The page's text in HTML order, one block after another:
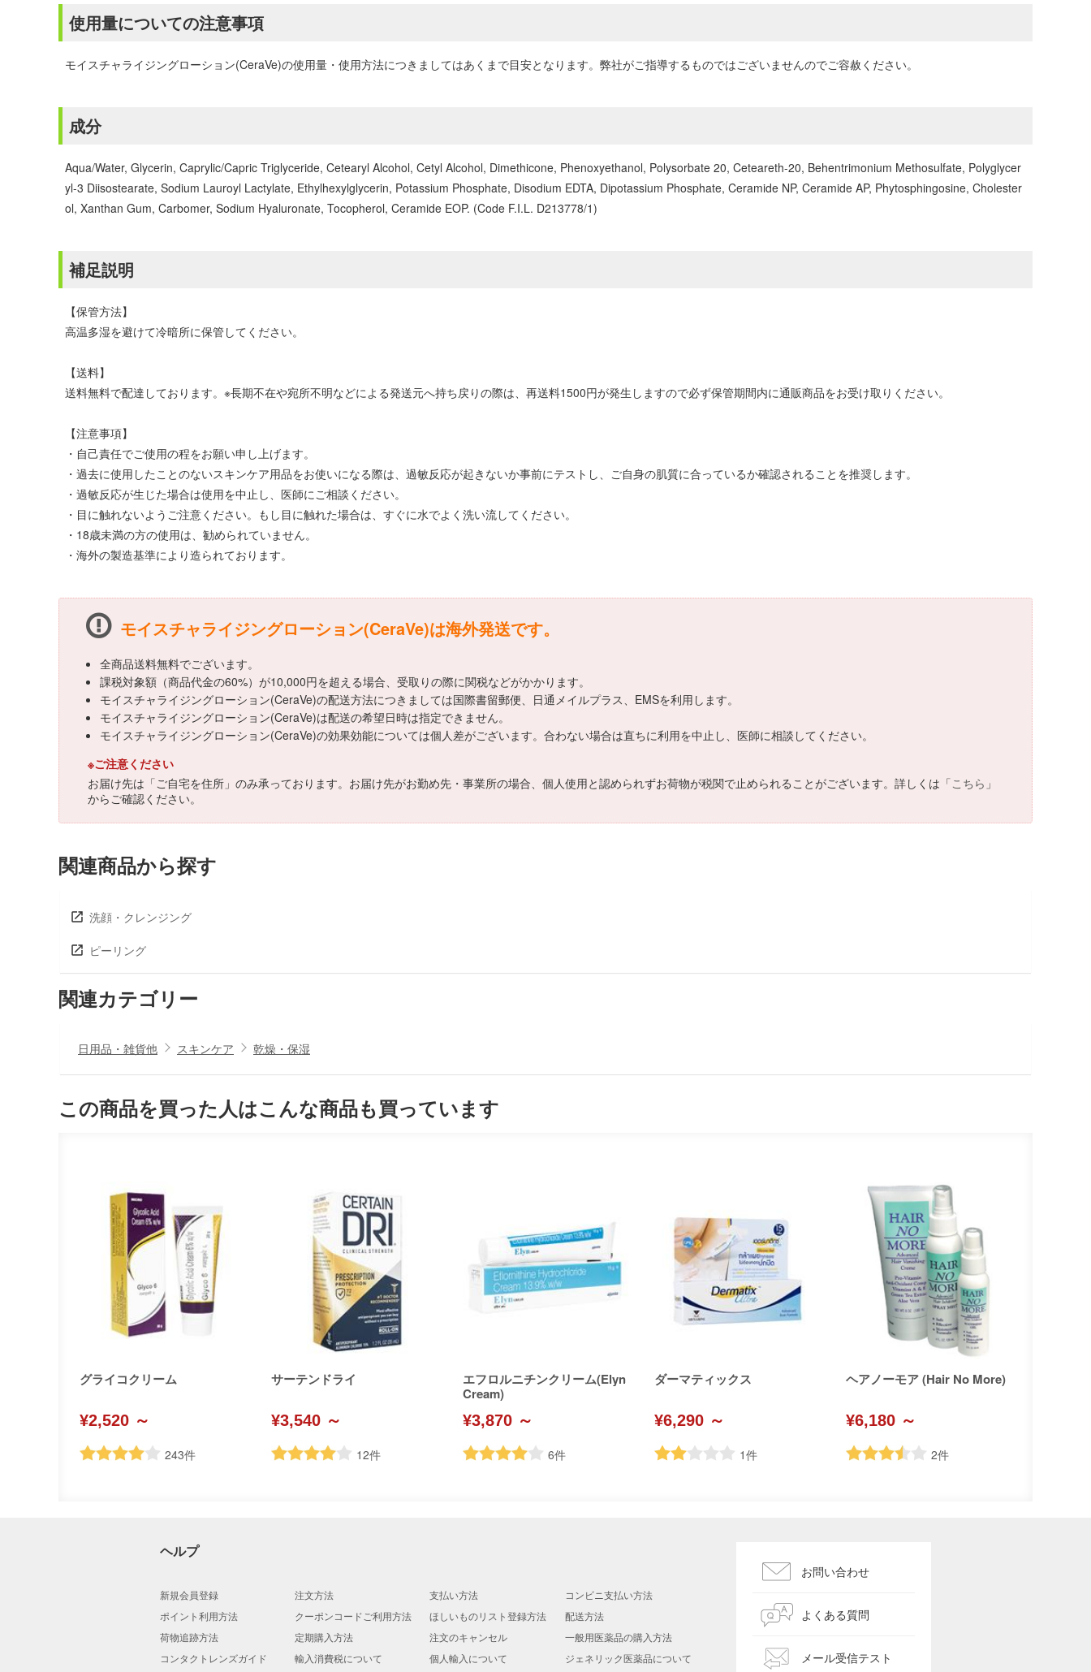
使用量についての注意事項
モイスチャライジングローション(CeraVe)の使用量・使用方法につきましてはあくまで目安となります。弊社がご指導するものではございませんのでご容赦ください。
成分
Aqua/Water, Glycerin, Caprylic/Capric Triglyceride, Cetearyl Alcohol, Cetyl Alcohol, Dimethicone, Phenoxyethanol, Polysorbate 20, Ceteareth-20, Behentrimonium Methosulfate, Polyglycer
yl-3 Diisostearate, Sodium Lauroyl Lactylate, Ethylhexylglycerin, Potassium Phosphate, Disodium EDTA, Dipotassium Phosphate, Ceramide NP, Ceramide AP, Phytosphingosine, Cholester
ol, Xanthan Gum, Carbomer, Sodium Hyaluronate, Tocopherol, Ceramide EOP. (Code F.I.L. D213778/1)
補足説明
【保管方法】
高温多湿を避けて冷暗所に保管してください。
【送料】
送料無料で配達しております。※長期不在や宛所不明などによる発送元へ持ち戻りの際は、再送料1500円が発生しますので必ず保管期間内に通販商品をお受け取りください。
【注意事項】
・自己責任でご使用の程をお願い申し上げます。
・過去に使用したことのないスキンケア用品をお使いになる際は、過敏反応が起きないか事前にテストし、ご自身の肌質に合っているか確認されることを推奨します。
・過敏反応が生じた場合は使用を中止し、医師にご相談ください。
・目に触れないようご注意ください。もし目に触れた場合は、すぐに水でよく洗い流してください。
・18歳未満の方の使用は、勧められていません。
・海外の製造基準により造られております。
モイスチャライジングローション(CeraVe)は海外発送です。
全商品送料無料でございます。
課税対象額（商品代金の60%）が10,000円を超える場合、受取りの際に関税などがかかります。
モイスチャライジングローション(CeraVe)の配送方法につきましては国際書留郵便、日通メイルプラス、EMSを利用します。
モイスチャライジングローション(CeraVe)は配送の希望日時は指定できません。
モイスチャライジングローション(CeraVe)の効果効能については個人差がございます。合わない場合は直ちに利用を中止し、医師に相談してください。
※ご注意ください
お届け先は「ご自宅を住所」のみ承っております。お届け先がお勤め先・事業所の場合、個人使用と認められずお荷物が税関で止められることがございます。詳しくは「こちら 」
からご確認ください。
関連商品から探す
洗顔・クレンジング
ピーリング
関連カテゴリー
日用品・雑貨他 スキンケア 乾燥・保湿
この商品を買った人はこんな商品も買っています
グライコクリーム
¥2,520 ～
243件
サーテンドライ
¥3,540 ～
12件
エフロルニチンクリーム(Elyn
Cream)
¥3,870 ～
6件
ダーマティックス
¥6,290 ～
1件
ヘアノーモア (Hair No More)
¥6,180 ～
2件
ヘルプ
新規会員登録 注文方法 支払い方法
コンビニ支払い方法
ポイント利用方法
クーポンコードご利用方法 ほしいものリスト登録方法
配送方法
荷物追跡方法
定期購入方法 注文のキャンセル
一般用医薬品の購入方法
コンタクトレンズガイド
輸入消費税について 個人輸入について ジェネリック医薬品について
お問い合わせ
よくある質問
メール受信テスト